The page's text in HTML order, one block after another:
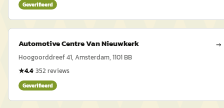
Geverifieerd
Automotive Centre Van Nieuwkerk →
Hoogoorddreef 41, Amsterdam, 1101 BB
★4.4·352 reviews
Geverifieerd